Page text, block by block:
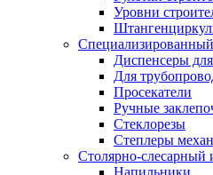
Уровни
Специализированный
Диспенсеры для
Для
Просекатели
Ручные
Стеклорезы
Степлеры
Столярно-слесарный
Напильники